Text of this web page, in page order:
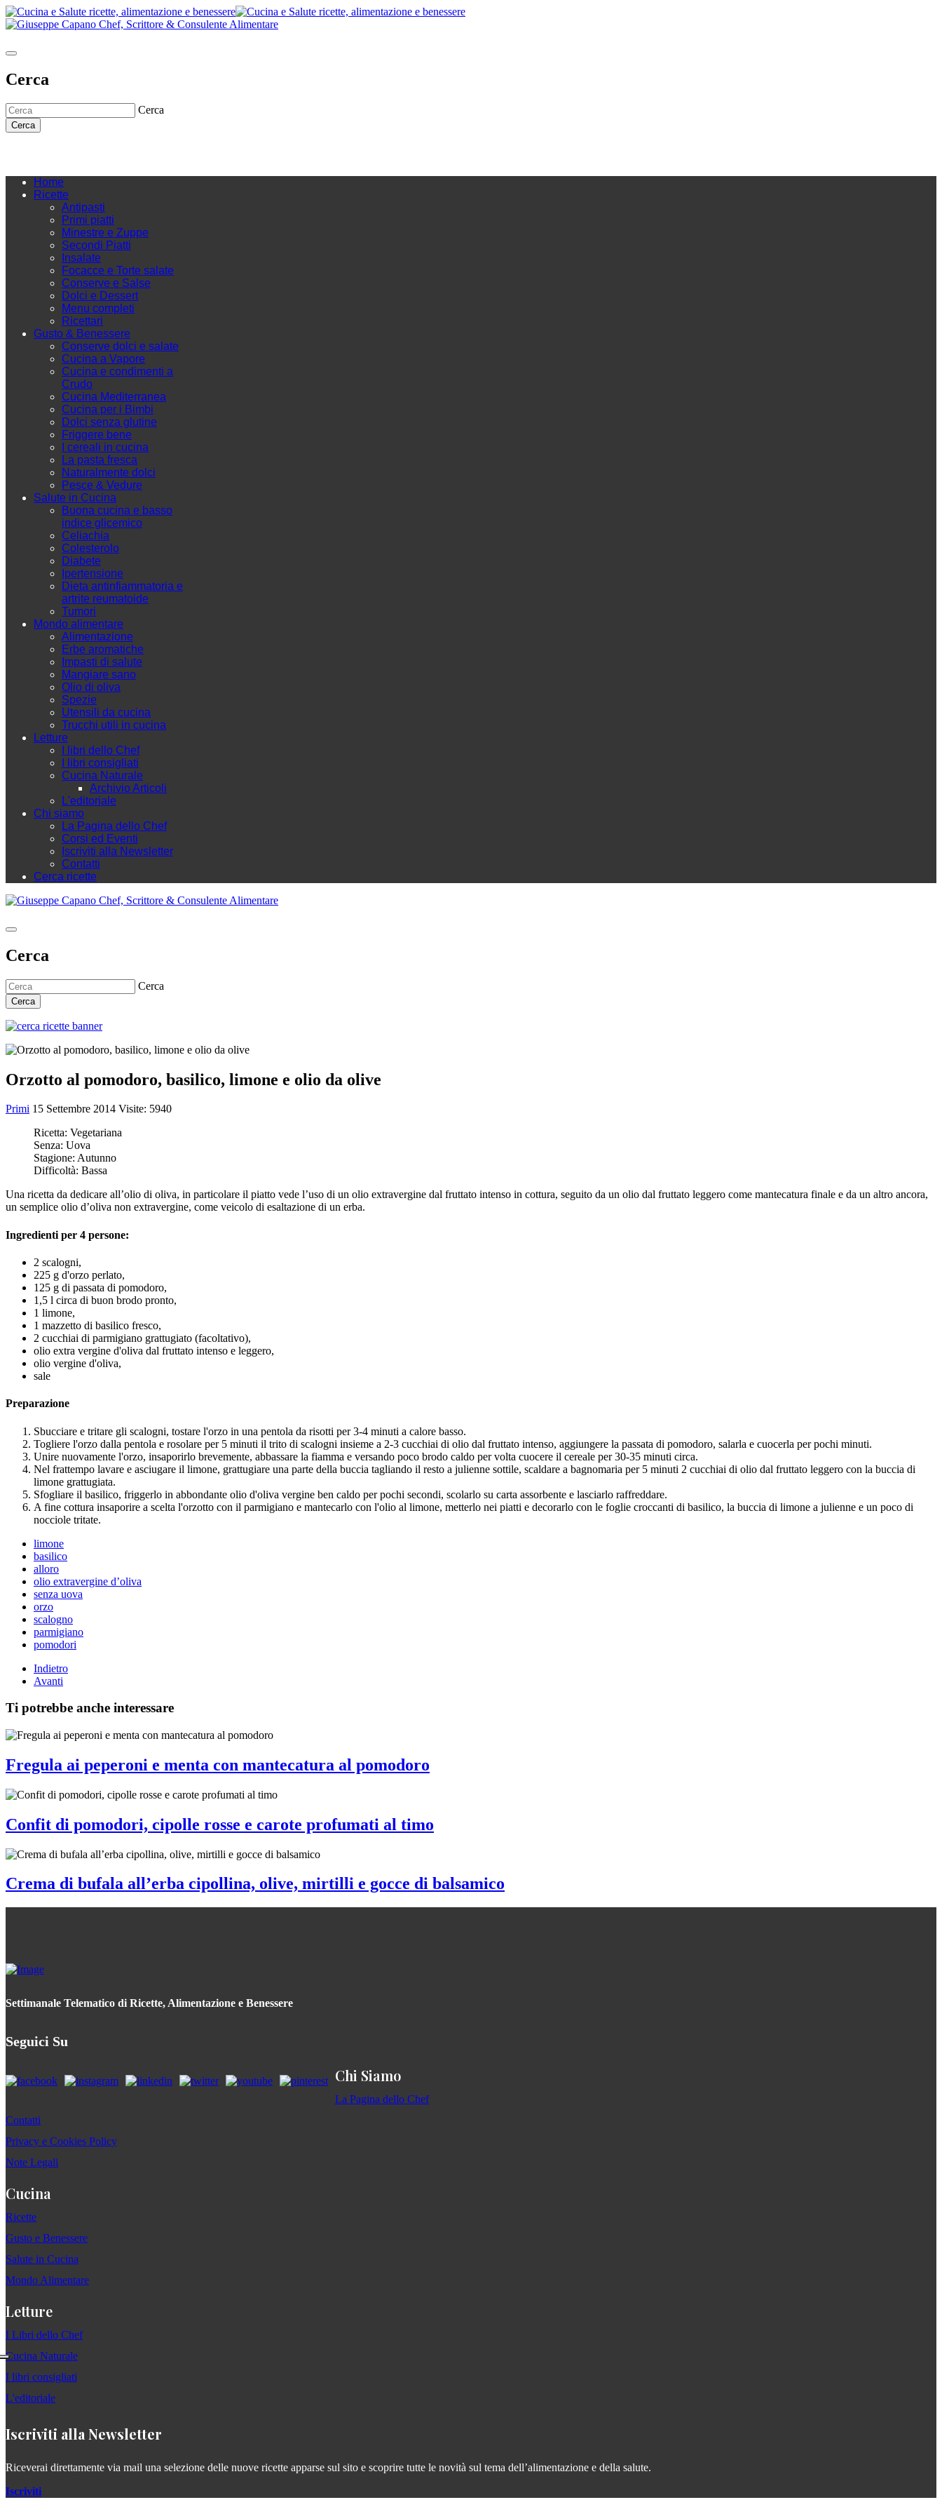
Cerca
Cerca
Cerca
Home
Ricette
Antipasti
Primi piatti
Minestre e Zuppe
Secondi Piatti
Insalate
Focacce e Torte salate
Conserve e Salse
Dolci e Dessert
Menu completi
Ricettari
Gusto & Benessere
Conserve dolci e salate
Cucina a Vapore
Cucina e condimenti a
Crudo
Cucina Mediterranea
Cucina per i Bimbi
Dolci senza glutine
Friggere bene
I cereali in cucina
La pasta fresca
Naturalmente dolci
Pesce & Vedure
Salute in Cucina
Buona cucina e basso
indice glicemico
Celiachia
Colesterolo
Diabete
Ipertensione
Dieta antinfiammatoria e
artrite reumatoide
Tumori
Mondo alimentare
Alimentazione
Erbe aromatiche
Impasti di salute
Mangiare sano
Olio di oliva
Spezie
Utensili da cucina
Trucchi utili in cucina
Letture
I libri dello Chef
I libri consigliati
Cucina Naturale
Archivio Articoli
L'editoriale
Chi siamo
La Pagina dello Chef
Corsi ed Eventi
Iscriviti alla Newsletter
Contatti
Cerca ricette
Cerca
Cerca
Cerca
Orzotto al pomodoro, basilico, limone e olio da olive
Primi 15 Settembre 2014 Visite: 5940
Ricetta: Vegetariana
Senza: Uova
Stagione: Autunno
Difficoltà: Bassa
Una ricetta da dedicare all’olio di oliva, in particolare il piatto vede l’uso di un olio extravergine dal fruttato intenso in cottura, seguito da un olio dal fruttato leggero come mantecatura finale e da un altro ancora,
un semplice olio d’oliva non extravergine, come veicolo di esaltazione di un erba.
Ingredienti per 4 persone:
2 scalogni,
225 g d'orzo perlato,
125 g di passata di pomodoro,
1,5 l circa di buon brodo pronto,
1 limone,
1 mazzetto di basilico fresco,
2 cucchiai di parmigiano grattugiato (facoltativo),
olio extra vergine d'oliva dal fruttato intenso e leggero,
olio vergine d'oliva,
sale
Preparazione
Sbucciare e tritare gli scalogni, tostare l'orzo in una pentola da risotti per 3-4 minuti a calore basso.
Togliere l'orzo dalla pentola e rosolare per 5 minuti il trito di scalogni insieme a 2-3 cucchiai di olio dal fruttato intenso, aggiungere la passata di pomodoro, salarla e cuocerla per pochi minuti.
Unire nuovamente l'orzo, insaporirlo brevemente, abbassare la fiamma e versando poco brodo caldo per volta cuocere il cereale per 30-35 minuti circa.
Nel frattempo lavare e asciugare il limone, grattugiare una parte della buccia tagliando il resto a julienne sottile, scaldare a bagnomaria per 5 minuti 2 cucchiai di olio dal fruttato leggero con la buccia di
limone grattugiata.
Sfogliare il basilico, friggerlo in abbondante olio d'oliva vergine ben caldo per pochi secondi, scolarlo su carta assorbente e lasciarlo raffreddare.
A fine cottura insaporire a scelta l'orzotto con il parmigiano e mantecarlo con l'olio al limone, metterlo nei piatti e decorarlo con le foglie croccanti di basilico, la buccia di limone a julienne e un poco di
nocciole tritate.
limone
basilico
alloro
olio extravergine d’oliva
senza uova
orzo
scalogno
parmigiano
pomodori
Indietro
Avanti
Ti potrebbe anche interessare
Fregula ai peperoni e menta con mantecatura al pomodoro
Confit di pomodori, cipolle rosse e carote profumati al timo
Crema di bufala all’erba cipollina, olive, mirtilli e gocce di balsamico
Settimanale Telematico di Ricette, Alimentazione e Benessere
Seguici Su
Chi Siamo
La Pagina dello Chef
Contatti
Privacy e Cookies Policy
Note Legali
Cucina
Ricette
Gusto e Benessere
Salute in Cucina
Mondo Alimentare
Letture
I Libri dello Chef
Cucina Naturale
I libri consigliati
L'editoriale
Iscriviti alla Newsletter
Riceverai direttamente via mail una selezione delle nuove ricette apparse sul sito e scoprire tutte le novità sul tema dell’alimentazione e della salute.
Iscriviti